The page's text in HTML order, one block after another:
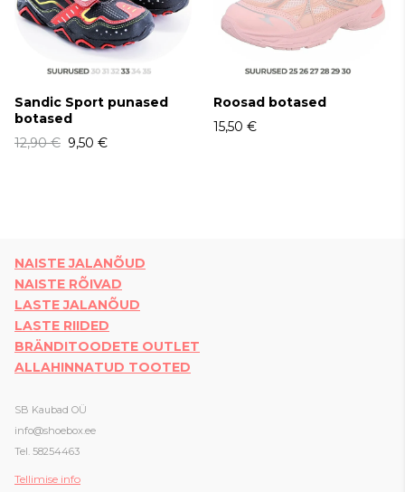
Sandic Sport punased
botased
12,90 € 9,50 €
Roosad botased
15,50 €
NAISTE JALANÕUD
NAISTE RÕIVAD
LASTE JALANÕUD
LASTE RIIDED
BRÄNDITOODETE OUTLET
ALLAHINNATUD TOOTED
SB Kaubad OÜ
info@shoebox.ee
Tel. 58254463
Tellimise info